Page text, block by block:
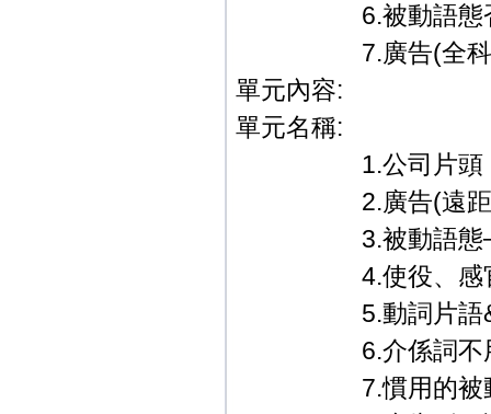
6.被動語態否
7.廣告(全科教
單元內容:
單元名稱:
1.公司片頭．
2.廣告(遠距教
3.被動語態─特
4.使役、感官
5.動詞片語&祈
6.介係詞不用
7.慣用的被動